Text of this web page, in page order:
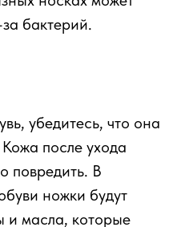
бактерий.
убедитесь, что она
после ухода
повредить. В
ножки будут
и масла, которые